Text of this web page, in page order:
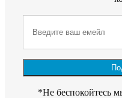
*Не беспокойтесь